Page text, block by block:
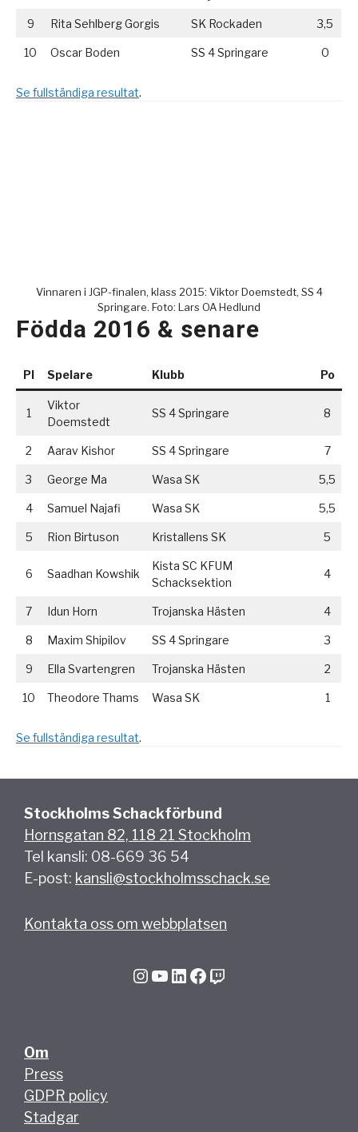
9 Rita Sehlberg Gorgis SK Rockaden 3,5
10 Oscar Boden SS 4 Springare 0
Se fullständiga resultat.
Vinnaren i JGP-finalen, klass 2015: Viktor Doemstedt, SS 4
Springare. Foto: Lars OA Hedlund
Födda 2016 & senare
Pl Spelare Klubb Po
1
Viktor
Doemstedt
SS 4 Springare 8
2 Aarav Kishor SS 4 Springare 7
3 George Ma Wasa SK 5,5
4 Samuel Najafi Wasa SK 5,5
5 Rion Birtuson Kristallens SK 5
6 Saadhan Kowshik
Kista SC KFUM
Schacksektion
4
7 Idun Horn Trojanska Hästen 4
8 Maxim Shipilov SS 4 Springare 3
9 Ella Svartengren Trojanska Hästen 2
10 Theodore Thams Wasa SK 1
Se fullständiga resultat.
Stockholms Schackförbund
Hornsgatan 82, 118 21 Stockholm
Tel kansli: 08-669 36 54
E-post: kansli@stockholmsschack.se
Kontakta oss om webbplatsen
InstagramYouTube LinkedIn Facebook Twitch
Om
Press
GDPR policy
Stadgar